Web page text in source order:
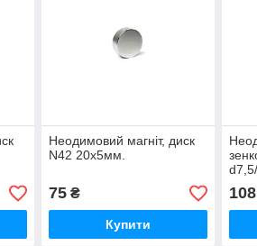
Неодимовий магніт, диск
N42 20х5мм.
75₴
Купити
108